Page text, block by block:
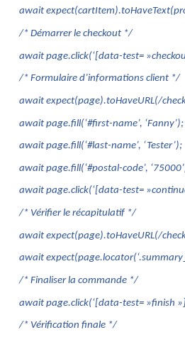
await
/* Démarrer le checkout */
await page.click(‘[data-test=
/* Formulaire d’informations client */
await expect(page).toHaveURL(/
await page.fill(‘#first-name’, ‘Fanny’);
await page.fill(‘#last-name’, ‘Tester’);
await page.fill(‘#postal-code’,
await page.click(‘[data-test=
/* Vérifier le récapitulatif */
await expect(page).toHaveURL(/
await
/* Finaliser la commande */
await page.click(‘[data-test= »finish
/* Vérification finale */